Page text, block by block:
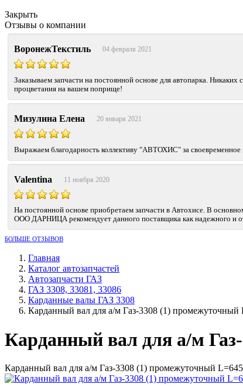
Закрыть
Отзывы о компании
ВоронежТекстиль 04 февраля 2021
Заказываем запчасти на постоянной основе для автопарка.
процветания на вашем поприще!
Мизулина Елена 20 января 2021
Выражаем благодарность коллективу "АВТОХИС" за
Valentina 11 ноября 2020
На постоянной основе приобретаем запчасти в Автохисе. В
ООО ДАРНИЦА рекомендует данного поставщика как надежного и
БОЛЬШЕ ОТЗЫВОВ
Главная
Каталог автозапчастей
Автозапчасти ГАЗ
ГАЗ 3308, 33081, 33086
Карданные валы ГАЗ 3308
Карданный вал для а/м Газ-3308 (1)
Карданный вал для а/м
Карданный вал для а/м Газ-3308 (1) промежуточный